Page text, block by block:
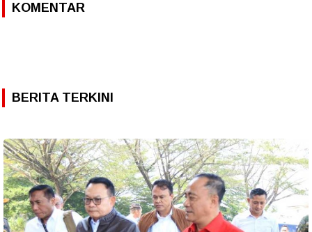
KOMENTAR
BERITA TERKINI